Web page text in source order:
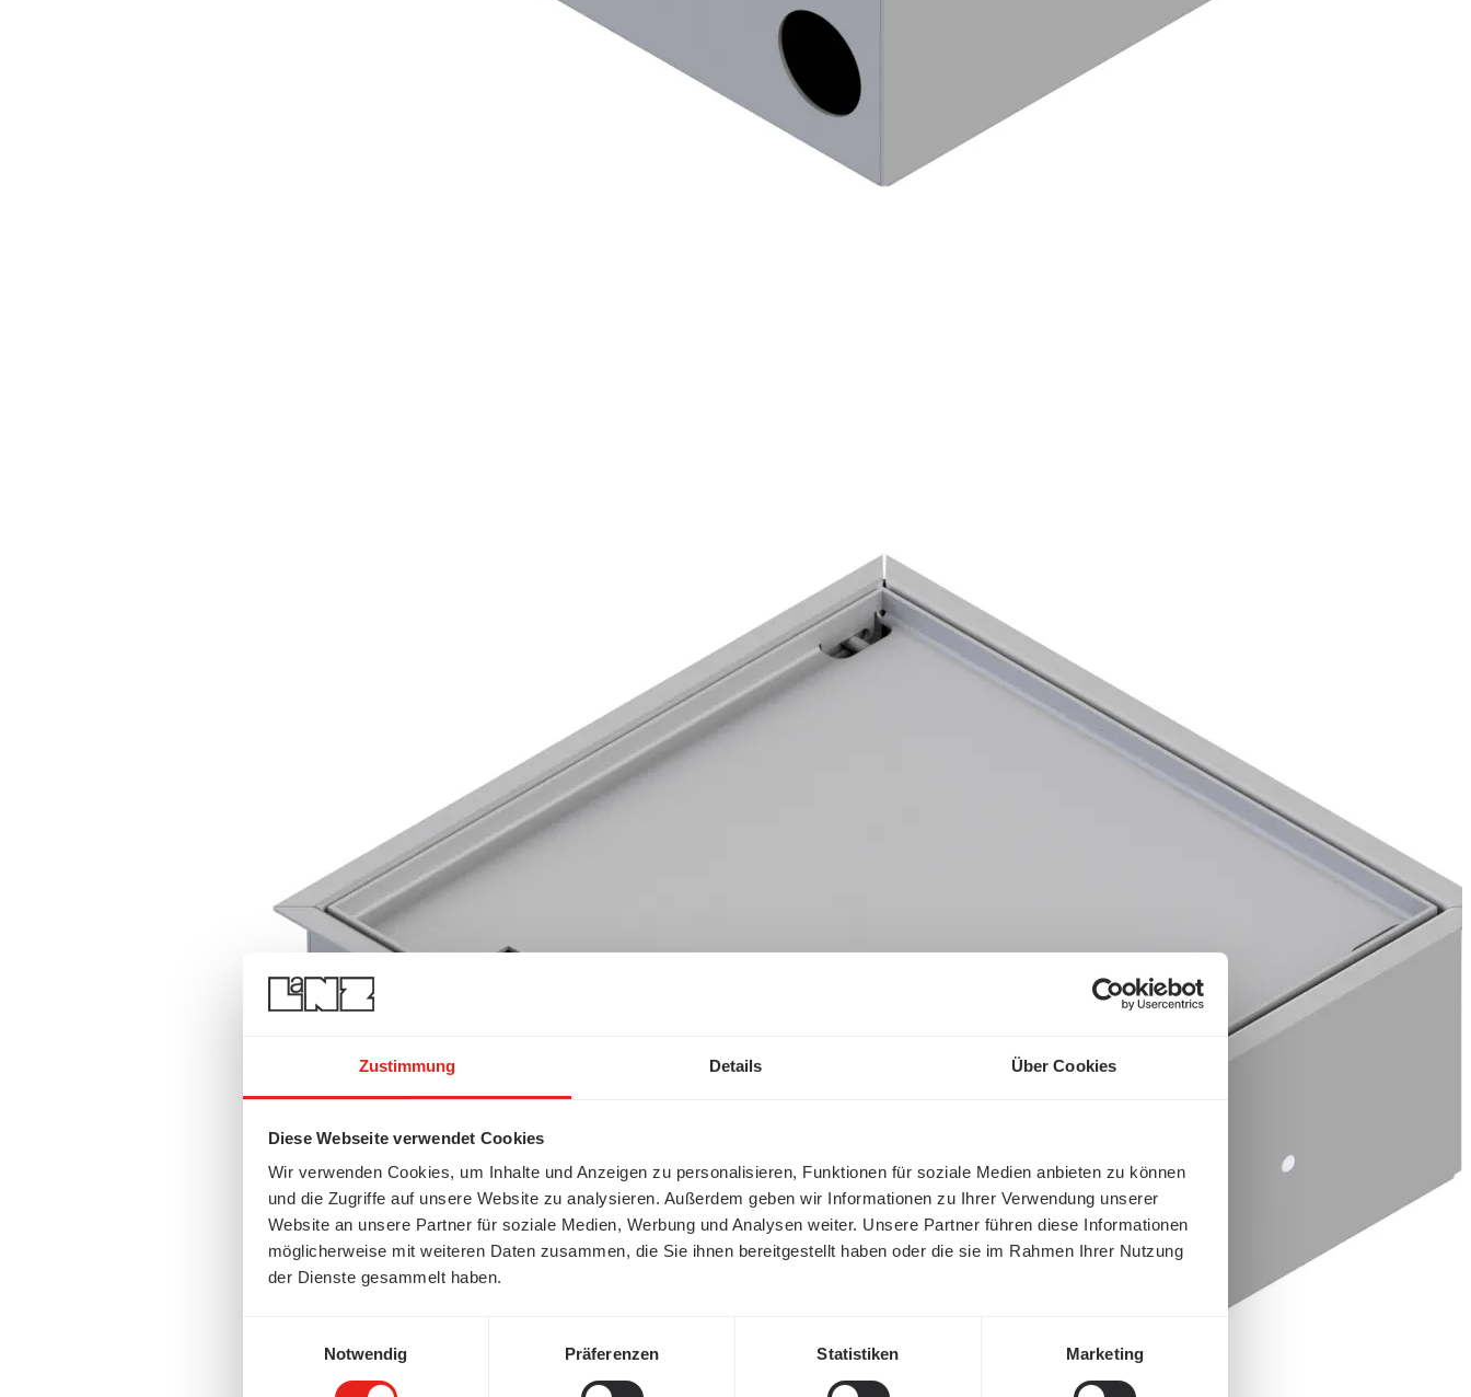
Zustimmung Details Über Cookies
Diese Webseite verwendet Cookies
Wir verwenden Cookies, um Inhalte und Anzeigen zu personalisieren, Funktionen für soziale Medien anbieten zu können
und die Zugriffe auf unsere Website zu analysieren. Außerdem geben wir Informationen zu Ihrer Verwendung unserer
Website an unsere Partner für soziale Medien, Werbung und Analysen weiter. Unsere Partner führen diese Informationen
möglicherweise mit weiteren Daten zusammen, die Sie ihnen bereitgestellt haben oder die sie im Rahmen Ihrer Nutzung
der Dienste gesammelt haben.
Notwendig
Präferenzen Statistiken Marketing